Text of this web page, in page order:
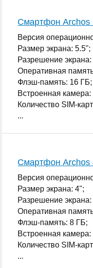
Смартфон Archos
Версия
Размер экрана: 5.5";
Разрешение
Оперативная
Флэш-память: 16 ГБ;
Встроенная камера:
Количество SIM-
...
Смартфон Archos
Версия
Размер экрана: 4";
Разрешение
Оперативная
Флэш-память: 8 ГБ;
Встроенная камера:
Количество SIM-
...